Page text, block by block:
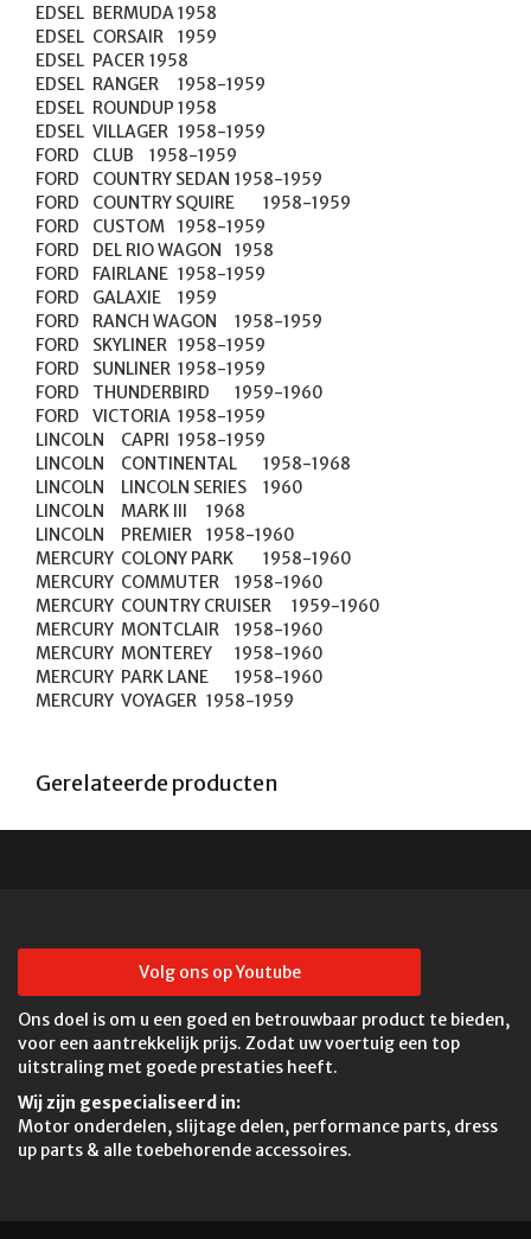
EDSEL	BERMUDA	1958
EDSEL	CORSAIR	1959
EDSEL	PACER	1958
EDSEL	RANGER	1958-1959
EDSEL	ROUNDUP	1958
EDSEL	VILLAGER	1958-1959
FORD	CLUB	1958-1959
FORD	COUNTRY SEDAN	1958-1959
FORD	COUNTRY SQUIRE	1958-1959
FORD	CUSTOM	1958-1959
FORD	DEL RIO WAGON	1958
FORD	FAIRLANE	1958-1959
FORD	GALAXIE	1959
FORD	RANCH WAGON	1958-1959
FORD	SKYLINER	1958-1959
FORD	SUNLINER	1958-1959
FORD	THUNDERBIRD	1959-1960
FORD	VICTORIA	1958-1959
LINCOLN	CAPRI	1958-1959
LINCOLN	CONTINENTAL	1958-1968
LINCOLN	LINCOLN SERIES	1960
LINCOLN	MARK III	1968
LINCOLN	PREMIER	1958-1960
MERCURY	COLONY PARK	1958-1960
MERCURY	COMMUTER	1958-1960
MERCURY	COUNTRY CRUISER	1959-1960
MERCURY	MONTCLAIR	1958-1960
MERCURY	MONTEREY	1958-1960
MERCURY	PARK LANE	1958-1960
MERCURY	VOYAGER	1958-1959
Gerelateerde producten
Volg ons op Youtube
Ons doel is om u een goed en betrouwbaar product te bieden,
voor een aantrekkelijk prijs. Zodat uw voertuig een top
uitstraling met goede prestaties heeft.
Wij zijn gespecialiseerd in:
Motor onderdelen, slijtage delen, performance parts, dress
up parts & alle toebehorende accessoires.